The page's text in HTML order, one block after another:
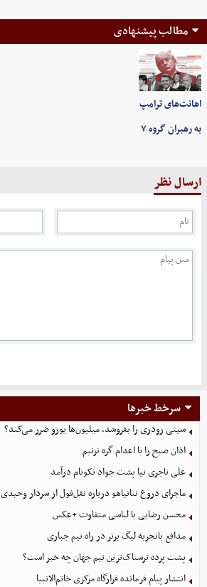
مطالب پیشنهادی
اهانت‌های ترامپ
به رهبران گروه ۷
ارسال نظر
سرخط خبرها
سیتی رودری را بفروشد، میلیون‌ها یورو ضرر می‌کند؟
اذان صبح را با اعدام گره نزنیم
علی تاجری‌ نیا پشت جواد نکونام درآمد
ماجرای دروغ نتانیاهو درباره نقل‌قول از سردار وحیدی
محسن رضایی با لباسی متفاوت +عکس
مدافع باتجربه لیگ برتر در راه تیم جباری
پشت پرده ترسناک‌ترین تیم جهان چه خبر است؟
انتشار پیام فرمانده قرارگاه مرکزی خاتم‌الانبیا